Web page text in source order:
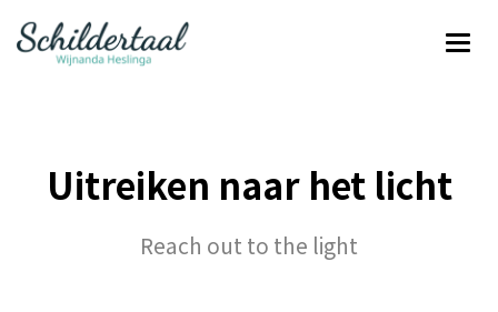
Uitreiken naar het licht
Reach out to the light